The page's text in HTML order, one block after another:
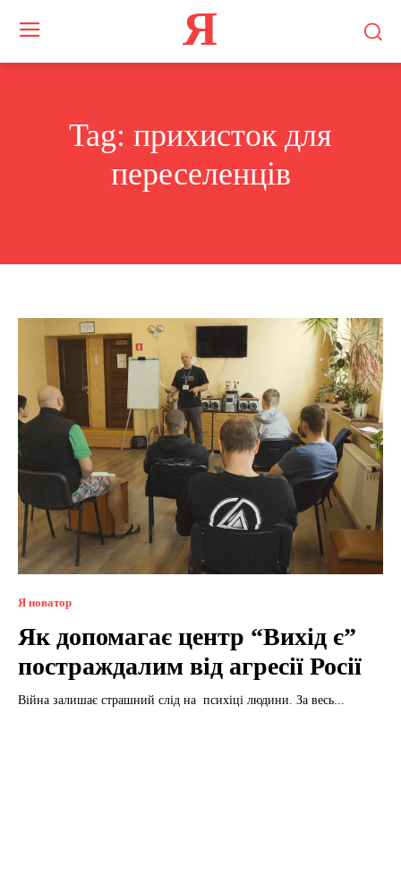
Я
Tag: прихисток для
переселенців
Я новатор
Як допомагає центр “Вихід є”
постраждалим від агресії Росії
Війна залишає страшний слід на психіці людини. За весь...